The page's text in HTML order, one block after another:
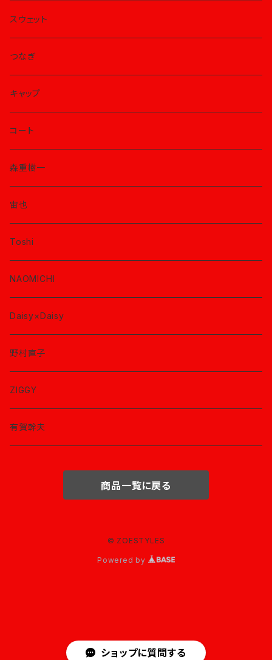
ショップに質問する
スウェット
つなぎ
キャップ
コート
森重樹一
宙也
Toshi
NAOMICHI
Daisy×Daisy
野村直子
ZIGGY
有賀幹夫
商品一覧に戻る
© ZOESTYLES
Powered by